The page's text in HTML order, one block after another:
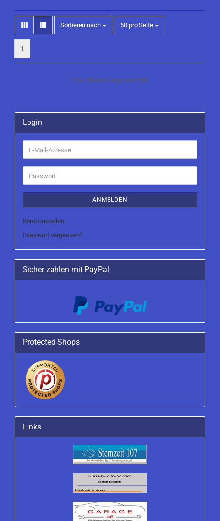
Sortieren nach
Sortieren nach 50 pro Seite
pro Seite
1
1 bis 15 (von insgesamt 15)
Login
E-
Mail-
Adresse
Passwort
ANMELDEN
Konto erstellen
Passwort vergessen?
Sicher zahlen mit PayPal
Protected Shops
Links